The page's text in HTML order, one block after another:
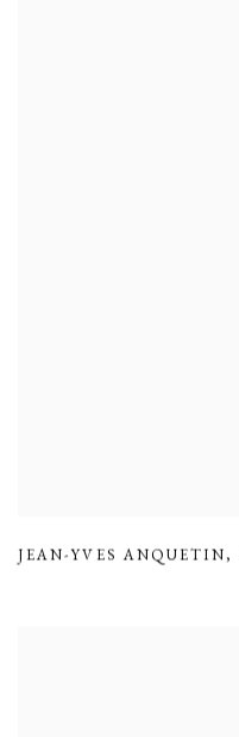
JEAN-YVES ANQUETIN,